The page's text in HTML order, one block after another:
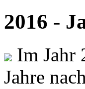
2016 -
Im Jahr
Jahre